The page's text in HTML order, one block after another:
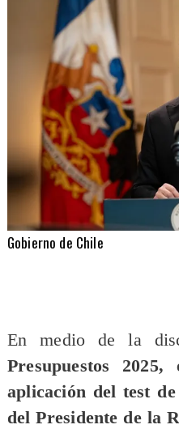
Gobierno de Chile
En medio de la
Presupuestos
aplicación del test
del Presidente de la